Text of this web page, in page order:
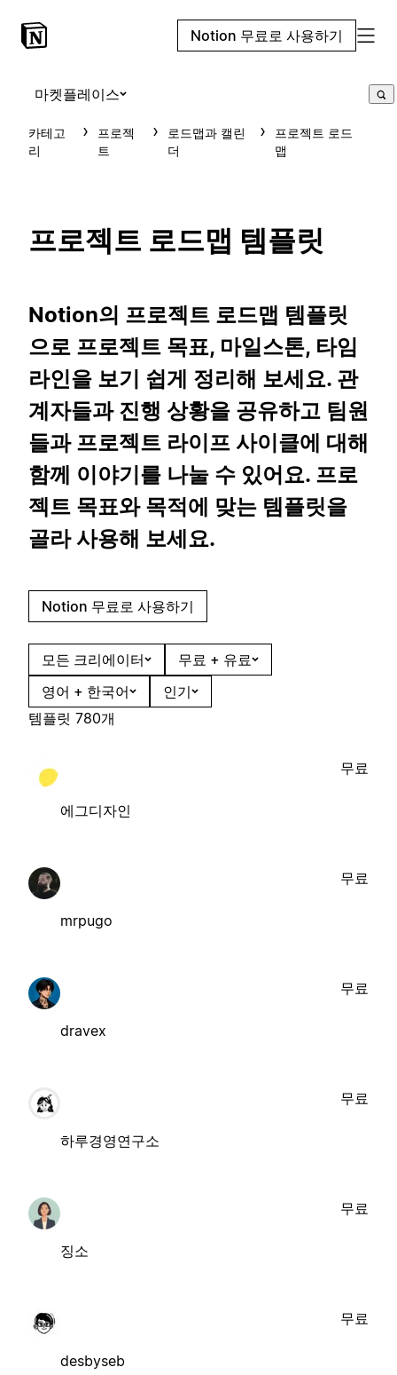
Notion 무료로 사용하기
마켓플레이스
카테고
리
프로젝
트
로드맵과 캘린
더
프로젝트 로드
맵
프로젝트 로드맵 템플릿
Notion의 프로젝트 로드맵 템플릿
으로 프로젝트 목표, 마일스톤, 타임
라인을 보기 쉽게 정리해 보세요. 관
계자들과 진행 상황을 공유하고 팀원
들과 프로젝트 라이프 사이클에 대해
함께 이야기를 나눌 수 있어요. 프로
젝트 목표와 목적에 맞는 템플릿을
골라 사용해 보세요.
Notion 무료로 사용하기
모든 크리에이터
무료 + 유료
영어 + 한국어
인기
템플릿 780개
에그디자인
무료
mrpugo
무료
dravex
무료
하루경영연구소
무료
징소
무료
desbyseb
무료